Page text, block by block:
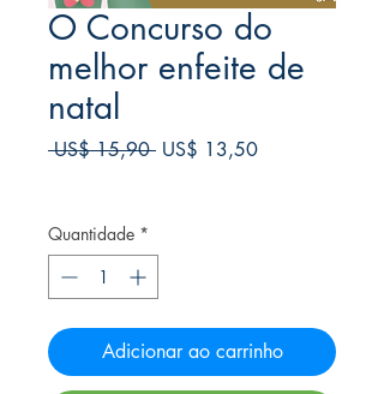
O Concurso do
melhor enfeite de
natal
US$ 15,90 Preço
US$ 13,50Preço
Quantidade *
Adicionar ao carrinho